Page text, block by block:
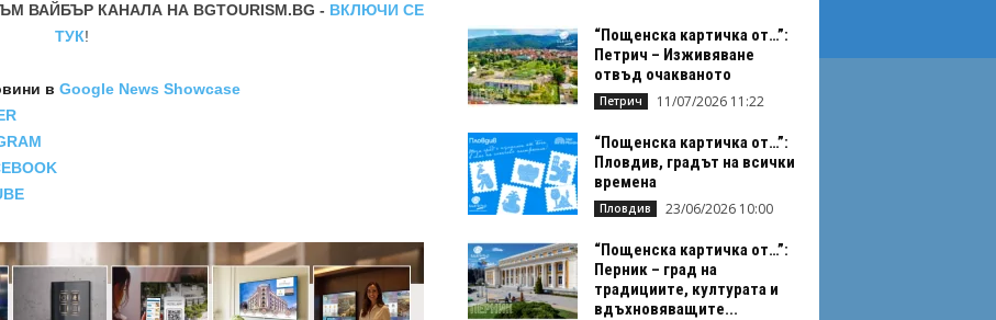
ВАЙБЪР КАНАЛА НА BGTOURISM.BG - ВКЛЮЧИ СЕ
ТУК!
в Google News Showcase
“Пощенска картичка от…”:
Петрич – Изживяване
отвъд очакваното
Петрич 11/07/2026 11:22
“Пощенска картичка от…”:
Пловдив, градът на всички
времена
Пловдив 23/06/2026 10:00
“Пощенска картичка от…”:
Перник – град на
традициите, културата и
вдъхновяващите...